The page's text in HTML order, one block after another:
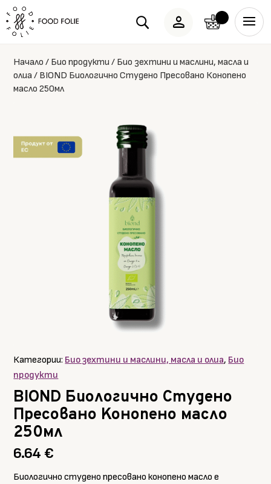
person
U
Начало / Био продукти / Био зехтини и маслини, масла и
олиа/ BIOND Биологично Студено Пресовано Конопено
масло 250мл
Категории: Био зехтини и маслини, масла и олиа, Био
продукти
BIOND Биологично Студено
Пресовано Конопено масло
250мл
6.64€
Биологично студено пресовано конопено масло е